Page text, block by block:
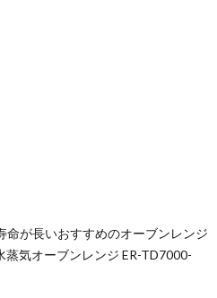
が長いおすすめのオーブンレンジ
気オーブンレンジ ER-TD7000-